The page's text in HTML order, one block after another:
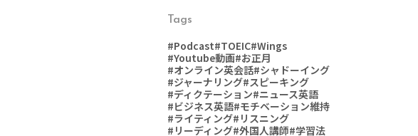
Tags
#Podcast#TOEIC#Wings
#Youtube動画#お正月
#オンライン英会話#シャドーイング
#ジャーナリング#スピーキング
#ディクテーション#ニュース英語
#ビジネス英語#モチベーション維持
#ライティング#リスニング
#リーディング#外国人講師#学習法